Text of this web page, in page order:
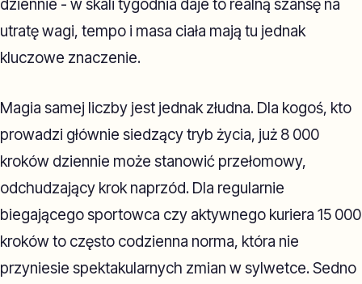
dziennie - w skali tygodnia daje to realną szansę na
utratę wagi, tempo i masa ciała mają tu jednak
kluczowe znaczenie.
Magia samej liczby jest jednak złudna. Dla kogoś, kto
prowadzi głównie siedzący tryb życia, już 8 000
kroków dziennie może stanowić przełomowy,
odchudzający krok naprzód. Dla regularnie
biegającego sportowca czy aktywnego kuriera 15 000
kroków to często codzienna norma, która nie
przyniesie spektakularnych zmian w sylwetce. Sedno